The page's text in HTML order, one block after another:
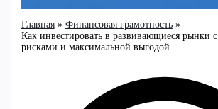
Главная
Финансовая грамотность
Как инвестировать в развивающиеся рынки
рисками и максимальной выгодой